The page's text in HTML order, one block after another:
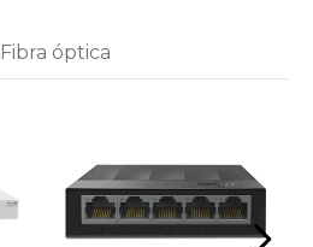
Fibra óptica